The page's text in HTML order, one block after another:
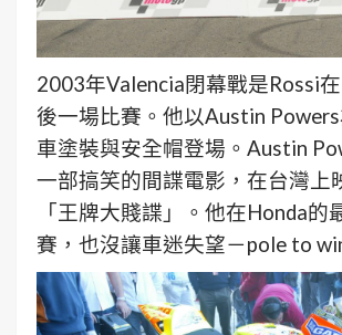
2003年Valencia閉幕戰是Rossi
後一場比賽。他以Austin
車塗裝與安全帽登場。Austin
一部搞笑的間諜電影，在台灣上
「王牌大賤諜」。他在Honda的
賽，也沒讓車迷失望－pole to